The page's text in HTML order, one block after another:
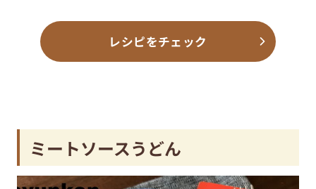
レシピをチェック
ミートソースうどん